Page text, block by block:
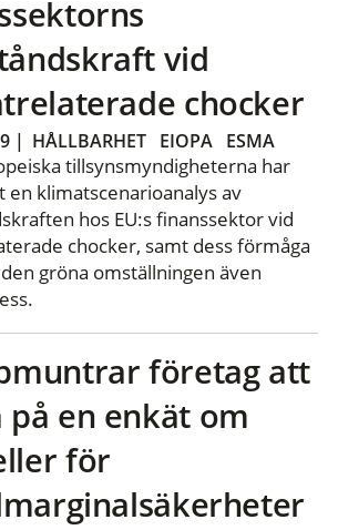
vid
chocker
| HÅLLBARHET EIOPA ESMA
tillsynsmyndigheterna har
en klimatscenarioanalys av
hos EU:s finanssektor vid
chocker, samt dess förmåga
gröna omställningen även
företag att
på en enkät om
för